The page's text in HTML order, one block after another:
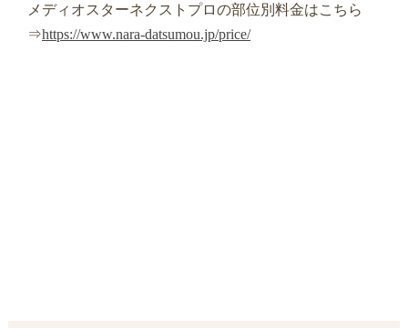
メディオスターネクストプロの部位別料金はこちら
⇒https://www.nara-datsumou.jp/price/